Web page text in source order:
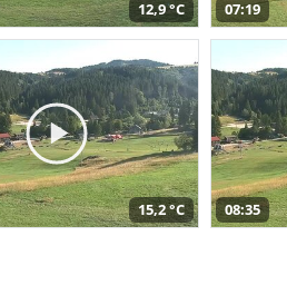
12,9 °C 07:19
15,2 °C 08:35